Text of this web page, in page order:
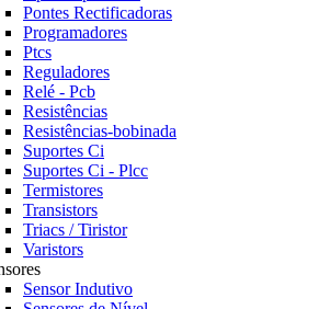
Pontes Rectificadoras
Programadores
Ptcs
Reguladores
Relé - Pcb
Resistências
Resistências-bobinada
Suportes Ci
Suportes Ci - Plcc
Termistores
Transistors
Triacs / Tiristor
Varistors
Sensor Indutivo